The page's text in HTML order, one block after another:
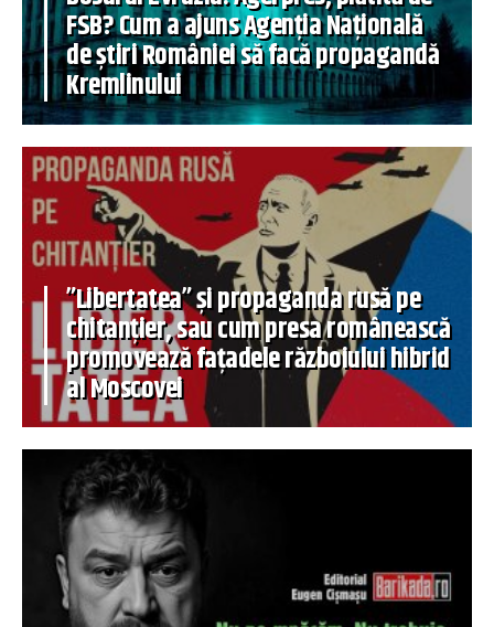
FSB? Cum a ajuns Agenția Națională
de știri României să facă propagandă
Kremlinului
”Libertatea” și propaganda rusă pe
chitanțier, sau cum presa românească
promovează fațadele războiului hibrid
al Moscovei